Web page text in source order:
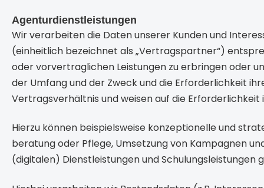
Agenturdienstleistungen
Wir verarbeiten die Daten unserer Kunden und
(einheitlich bezeichnet als „Vertragspartner“)
oder vorvertraglichen Leistungen zu erbringen oder
der Umfang und der Zweck und die Erforderlichkeit
Vertragsverhältnis und weisen auf die Erforderlichkeit
Hierzu können beispielsweise konzeptionelle und
beratung oder Pflege, Umsetzung von Kampagnen
(digitalen) Dienstleistungen und Schulungsleistungen